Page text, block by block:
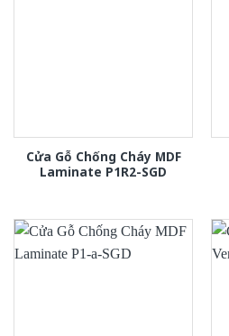
Cửa Gỗ Chống Cháy MDF
Laminate P1R2-SGD